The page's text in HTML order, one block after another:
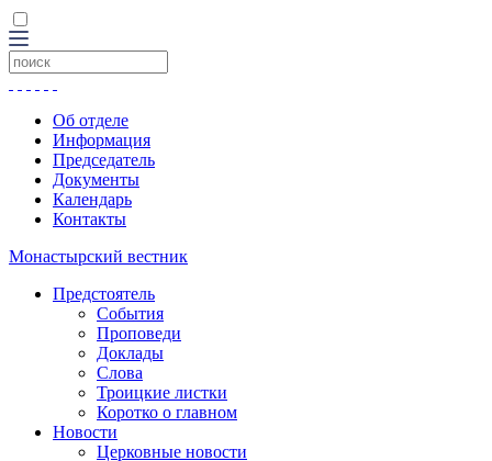
Об отделе
Информация
Председатель
Документы
Календарь
Контакты
Монастырский вестник
Предстоятель
События
Проповеди
Доклады
Слова
Троицкие листки
Коротко о главном
Новости
Церковные новости